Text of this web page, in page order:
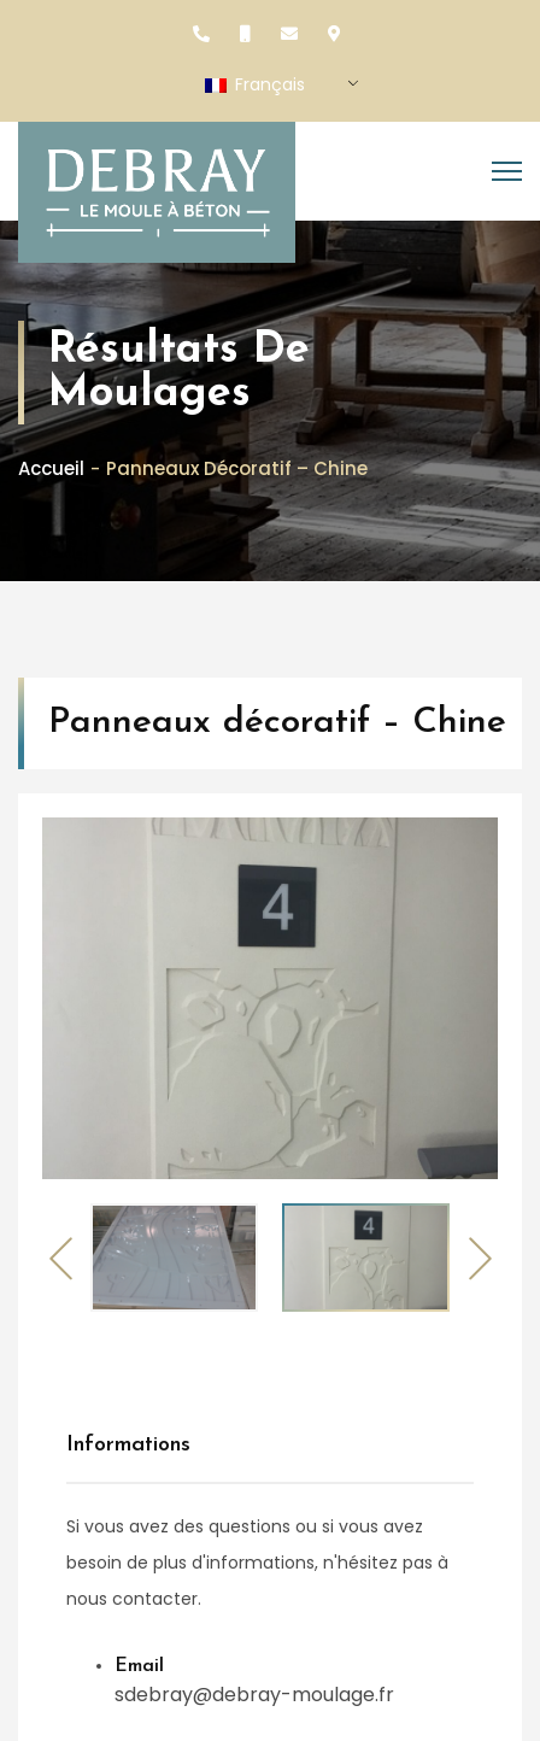
Français
Résultats De
Moulages
Accueil Panneaux Décoratif – Chine
Panneaux décoratif – Chine
Informations
Si vous avez des questions ou si vous avez
besoin de plus d'informations, n'hésitez pas à
nous contacter.
Email
sdebray@debray-moulage.fr